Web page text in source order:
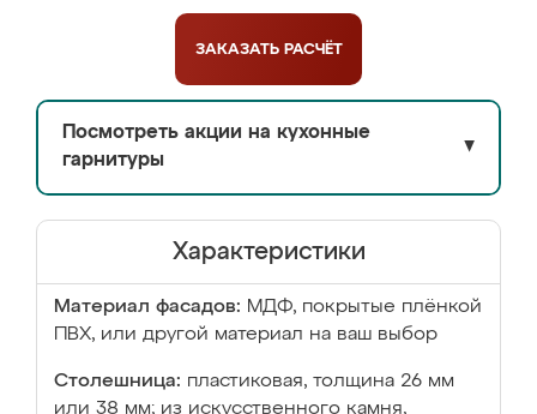
ЗАКАЗАТЬ РАСЧЁТ
Посмотреть акции на кухонные
гарнитуры
▼
Характеристики
Материал фасадов: МДФ, покрытые плёнкой
ПВХ, или другой материал на ваш выбор
Столешница: пластиковая, толщина 26 мм
или 38 мм; из искусственного камня,